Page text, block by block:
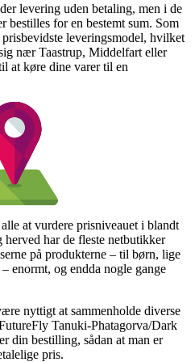
levering uden betaling, men i de
for en bestemt sum. Som
leveringsmodel, hvilket
nær Taastrup, Middelfart eller
at køre dine varer til en
at vurdere prisniveauet i blandt
har de fleste netbutikker
på produkterne – til børn, lige
enormt, og endda nogle gange
nyttigt at sammenholde diverse
Tanuki-Phatagorva/Dark
din bestilling, sådan at man er
pris.